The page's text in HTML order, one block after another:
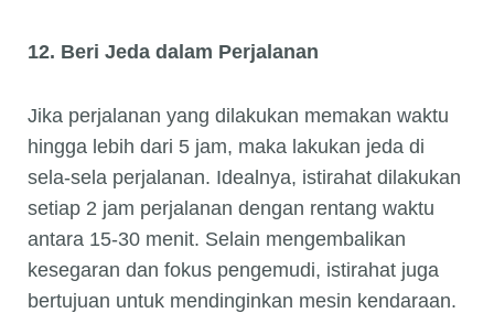
12. Beri Jeda dalam Perjalanan
Jika perjalanan yang dilakukan memakan waktu
hingga lebih dari 5 jam, maka lakukan jeda di
sela-sela perjalanan. Idealnya, istirahat dilakukan
setiap 2 jam perjalanan dengan rentang waktu
antara 15-30 menit. Selain mengembalikan
kesegaran dan fokus pengemudi, istirahat juga
bertujuan untuk mendinginkan mesin kendaraan.